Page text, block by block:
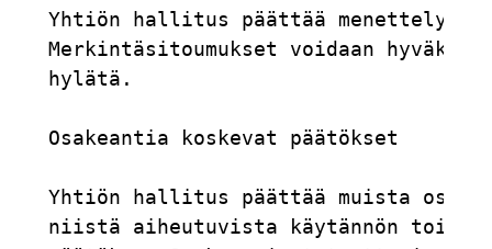
Yhtiön hallitus päättää
Merkintäsitoumukset voidaan
hylätä.
Osakeantia koskevat päätökset
Yhtiön hallitus päättää muista
niistä aiheutuvista käytännön